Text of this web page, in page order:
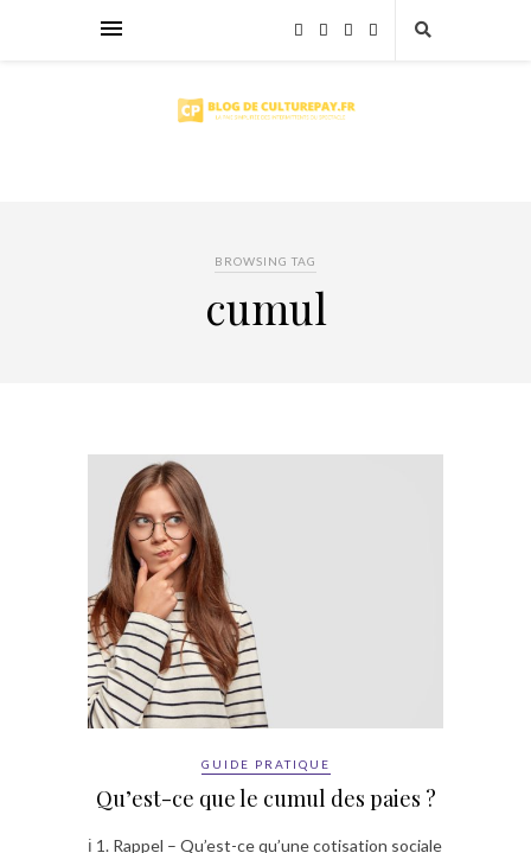
BROWSING TAG
cumul
GUIDE PRATIQUE
Qu’est-ce que le cumul des paies ?
ℹ️ 1. Rappel – Qu’est-ce qu’une cotisation sociale